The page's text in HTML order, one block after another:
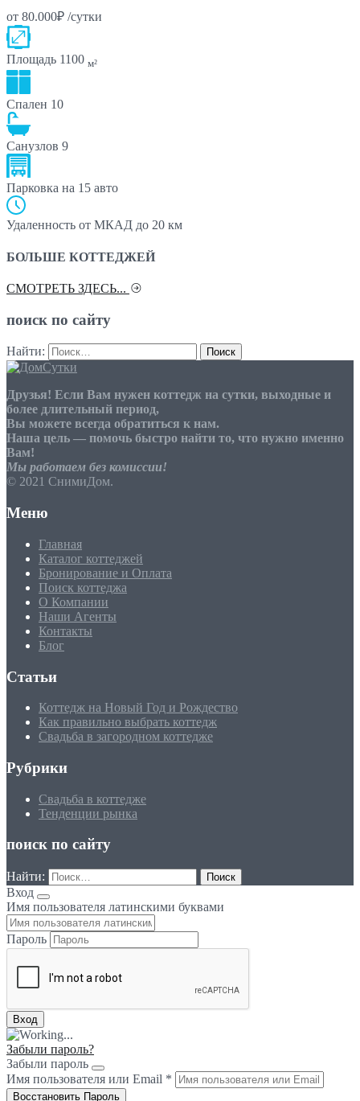
от 80.000₽ /сутки
Площадь 1100 м²
Спален 10
Санузлов 9
Парковка на 15 авто
Удаленность от МКАД до 20 км
БОЛЬШЕ КОТТЕДЖЕЙ
СМОТРЕТЬ ЗДЕСЬ...
поиск по сайту
Найти:
Друзья! Если Вам нужен коттедж на сутки, выходные и
более длительный период,
Вы можете всегда обратиться к нам.
Наша цель — помочь быстро найти то, что нужно именно
Вам!
Мы работаем без комиссии!
© 2021 СнимиДом.
Меню
Главная
Каталог коттеджей
Бронирование и Оплата
Поиск коттеджа
О Компании
Наши Агенты
Контакты
Блог
Статьи
Коттедж на Новый Год и Рождество
Как правильно выбрать коттедж
Свадьба в загородном коттедже
Рубрики
Свадьба в коттедже
Тенденции рынка
поиск по сайту
Найти:
Вход
Имя пользователя латинскими буквами
Пароль
Забыли пароль?
Забыли пароль
Имя пользователя или Email *